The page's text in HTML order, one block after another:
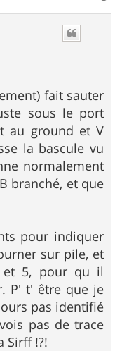
a
fait sauter
sous le port
au ground et V
la bascule vu
normalement
branché, et que
pour indiquer
sur pile, et
et 5, pour qu il
P' t' être que je
pas identifié
pas de trace
Sirff !?!